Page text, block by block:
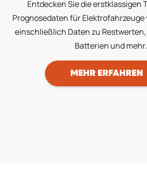
Entdecken Sie die erstklassigen
Prognosedaten für Elektrofahrzeuge
einschließlich Daten zu
Batterien und mehr.
MEHR ERFAHREN